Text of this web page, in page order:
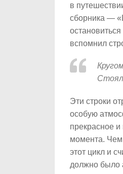
в
сборника —
вспомнил
Эти строки
особую
прекрасное
момента. Чем
этот цикл и
должно было